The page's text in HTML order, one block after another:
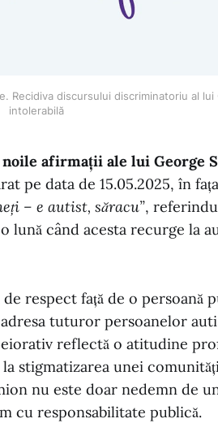
Recidiva discursului discriminatoriu al lui
intolerabilă
afirmații ale lui George
pe data de 15.05.2025, în
– e autist, săracu”,
lună când acesta recurge la
respect față de o persoană
tuturor persoanelor
reflectă o atitudine
stigmatizarea unei
nu este doar nedemn de
cu responsabilitate publică.